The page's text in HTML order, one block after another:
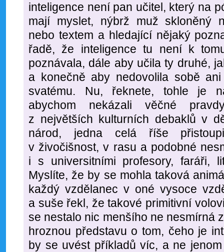
inteligence není pan učitel, který na
mají myslet, nýbrž muž skloněný
nebo textem a hledající nějaký
řadě, že inteligence tu není k
poznávala, dále aby učila ty druhé,
a konečně aby nedovolila sobě
svatému. Nu, řeknete, tohle je
abychom nekázali věčné
z největších kulturních debaklů v
národ, jedna celá říše
v živočišnost, v rasu a podobné
i s universitními profesory, faráři,
Myslíte, že by se mohla taková
každý vzdělanec v oné vysoce
a suše řekl, že takové primitivní
se nestalo nic menšího ne nesmírná
hroznou představu o tom, čeho je
by se uvést příkladů víc, a ne